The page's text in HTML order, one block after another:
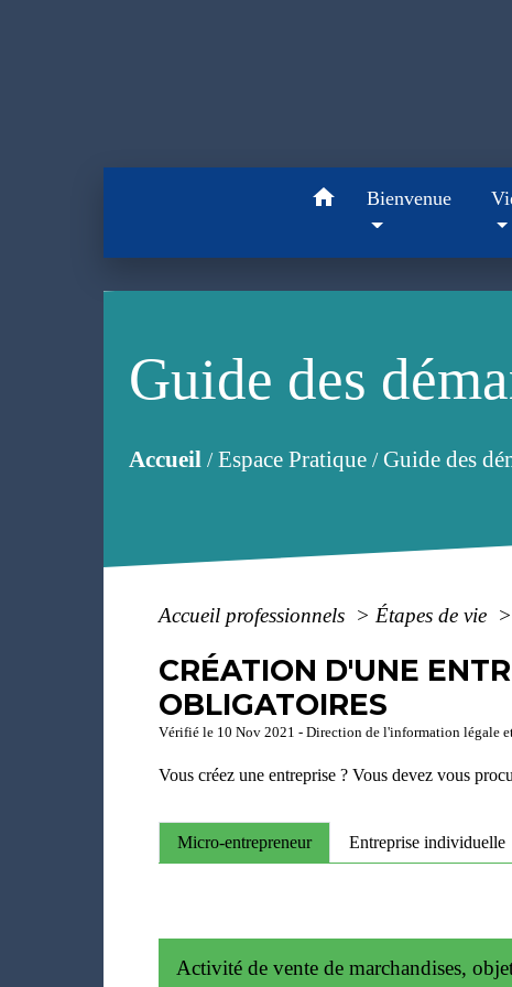
home Bienvenue
Guide des
Accueil/Espace Pratique/Guide des
Accueil professionnels > Étapes de vie >
CRÉATION D'UNE
OBLIGATOIRES
Vérifié le 10 Nov 2021 - Direction de l'information légale
Vous créez une entreprise ? Vous devez vous
Micro-entrepreneur Entreprise individuelle
Activité de vente de marchandises,